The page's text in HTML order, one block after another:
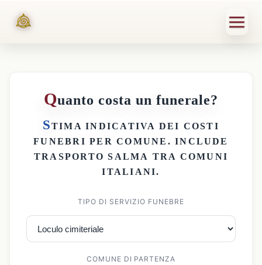
Quanto costa un funerale?
STIMA INDICATIVA DEI COSTI
FUNEBRI PER COMUNE . INCLUDE
TRASPORTO SALMA TRA COMUNI
ITALIANI.
TIPO DI SERVIZIO FUNEBRE
COMUNE DI PARTENZA